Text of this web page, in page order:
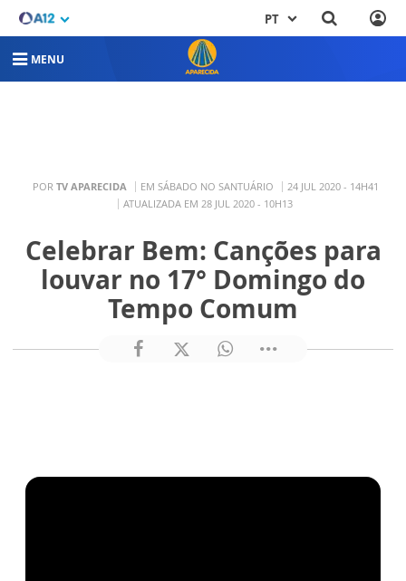
PT
MENU
POR TV APARECIDA EM SÁBADO NO SANTUÁRIO
24 JUL 2020 - 14H41
ATUALIZADA EM 28 JUL 2020 - 10H13
Celebrar Bem: Canções para
louvar no 17° Domingo do
Tempo Comum